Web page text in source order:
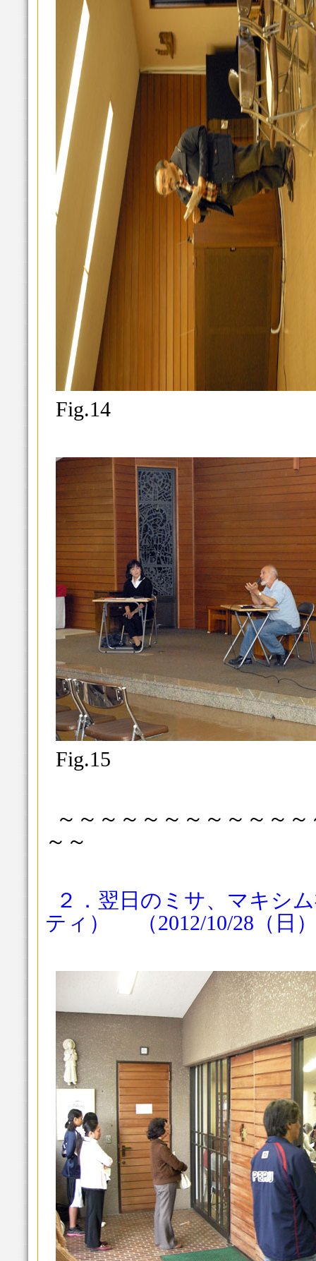
Fig.14
Fig.15
～～～～～～～～～～～
～～
２．翌日のミサ、マキ
ティ） （2012/10/28（日